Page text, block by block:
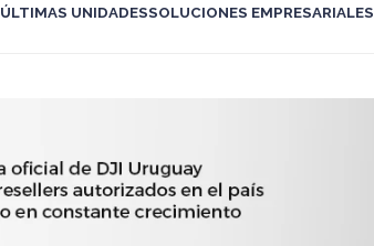
ÚLTIMAS UNIDADESSOLUCIONES EMPRESARIALES